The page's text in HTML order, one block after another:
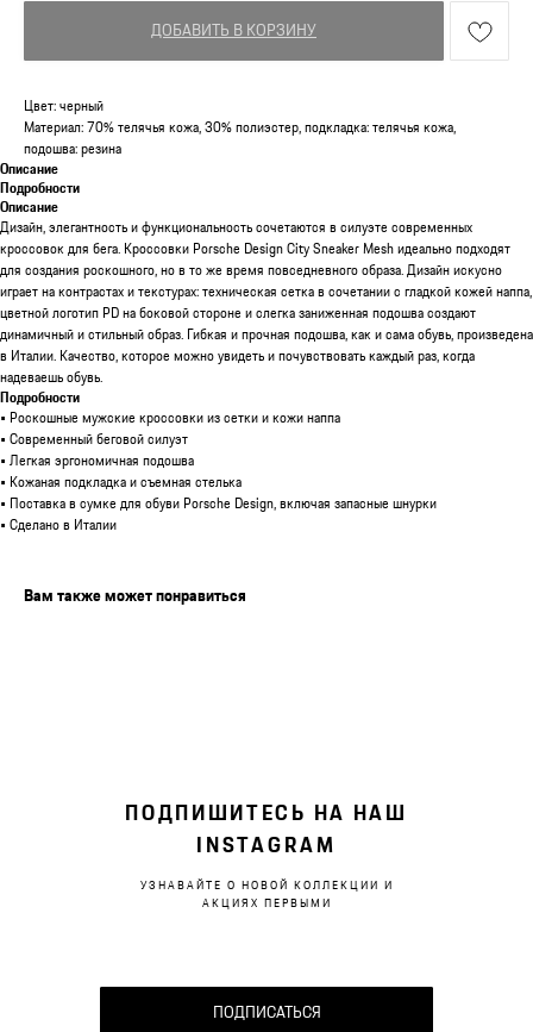
ДОБАВИТЬ В КОРЗИНУ
Цвет: черный
Материал: 70% телячья кожа, 30% полиэстер, подкладка: телячья кожа,
подошва: резина
Описание
Подробности
Описание
Дизайн, элегантность и функциональность сочетаются в силуэте современных
кроссовок для бега. Кроссовки Porsche Design City Sneaker Mesh идеально подходят
для создания роскошного, но в то же время повседневного образа. Дизайн искусно
играет на контрастах и текстурах: техническая сетка в сочетании с гладкой кожей наппа,
цветной логотип PD на боковой стороне и слегка заниженная подошва создают
динамичный и стильный образ. Гибкая и прочная подошва, как и сама обувь, произведена
в Италии. Качество, которое можно увидеть и почувствовать каждый раз, когда
надеваешь обувь.
Подробности
• Роскошные мужские кроссовки из сетки и кожи наппа
• Современный беговой силуэт
• Легкая эргономичная подошва
• Кожаная подкладка и съемная стелька
• Поставка в сумке для обуви Porsche Design, включая запасные шнурки
• Сделано в Италии
Вам также может понравиться
ПОДПИШИТЕСЬ НА НАШ
INSTAGRAM
УЗНАВАЙТЕ О НОВОЙ КОЛЛЕКЦИИ И
АКЦИЯХ ПЕРВЫМИ
ПОДПИСАТЬСЯ